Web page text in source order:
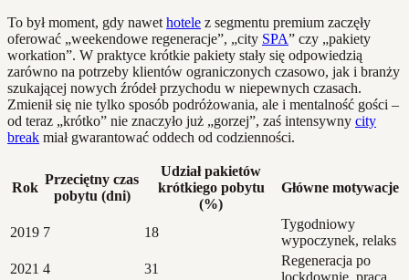
To był moment, gdy nawet hotele z segmentu premium zaczęły
oferować „weekendowe regeneracje”, „city SPA” czy „pakiety
workation”. W praktyce krótkie pakiety stały się odpowiedzią
zarówno na potrzeby klientów ograniczonych czasowo, jak i branży
szukającej nowych źródeł przychodu w niepewnych czasach.
Zmienił się nie tylko sposób podróżowania, ale i mentalność gości –
od teraz „krótko” nie znaczyło już „gorzej”, zaś intensywny city
break miał gwarantować oddech od codzienności.
Rok
Przeciętny czas
pobytu (dni)
Udział pakietów
krótkiego pobytu
(%)
Główne motywacje
2019 7 18
Tygodniowy
wypoczynek, relaks
2021 4 31
Regeneracja po